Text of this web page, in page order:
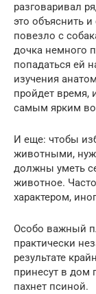
разговаривал
это объяснить
повезло с
дочка немного
попадаться ей
изучения
пройдет время,
самым ярким
И еще: чтобы
животными,
должны уметь
животное.
характером,
Особо важный
практически
результате
принесут в дом
пахнет псиной.